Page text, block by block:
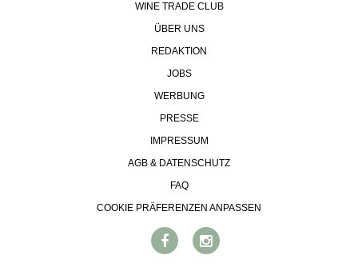
WINE TRADE CLUB
ÜBER UNS
REDAKTION
JOBS
WERBUNG
PRESSE
IMPRESSUM
AGB & DATENSCHUTZ
FAQ
COOKIE PRÄFERENZEN ANPASSEN